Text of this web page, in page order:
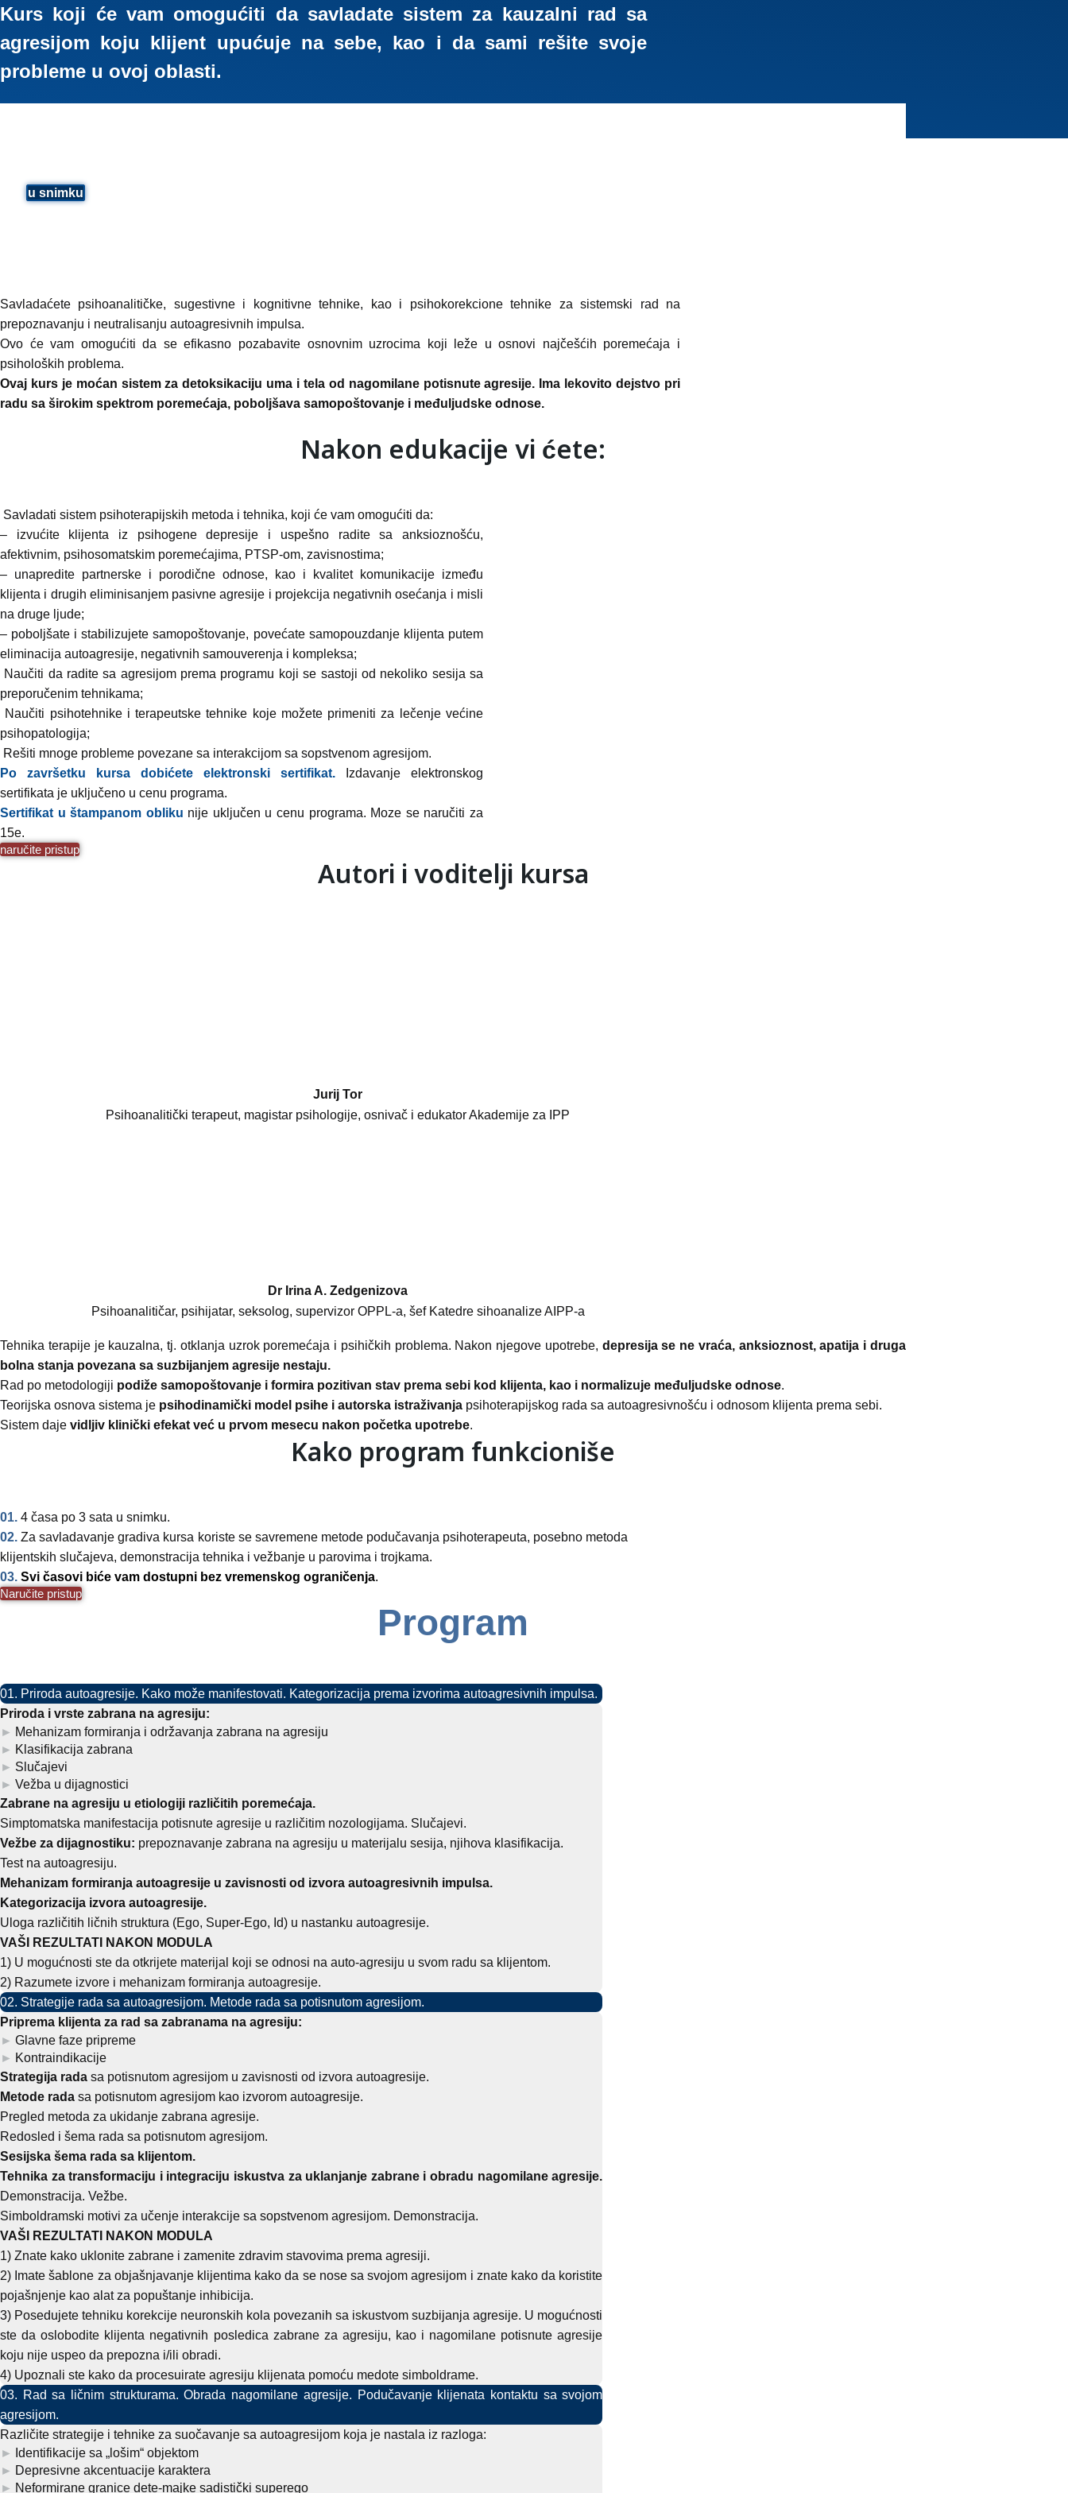
I (2022.)
Kurs koji će vam omogućiti da savladate sistem za kauzalni rad sa
agresijom koju klijent upućuje na sebe, kao i da sami rešite svoje
probleme u ovoj oblasti.
u snimku
Savladaćete psihoanalitičke, sugestivne i kognitivne tehnike, kao i psihokorekcione tehnike za sistemski rad na
prepoznavanju i neutralisanju autoagresivnih impulsa.
Ovo će vam omogućiti da se efikasno pozabavite osnovnim uzrocima koji leže u osnovi najčešćih poremećaja i
psiholoških problema.
Ovaj kurs je moćan sistem za detoksikaciju uma i tela od nagomilane potisnute agresije. Ima lekovito dejstvo pri
radu sa širokim spektrom poremećaja, poboljšava samopoštovanje i međuljudske odnose.
Nakon edukacije vi ćete:
Savladati sistem psihoterapijskih metoda i tehnika, koji će vam omogućiti da:
– izvućite klijenta iz psihogene depresije i uspešno radite sa anksioznošću,
afektivnim, psihosomatskim poremećajima, PTSP-om, zavisnostima;
– unapredite partnerske i porodične odnose, kao i kvalitet komunikacije između
klijenta i drugih eliminisanjem pasivne agresije i projekcija negativnih osećanja i misli
na druge ljude;
– poboljšate i stabilizujete samopoštovanje, povećate samopouzdanje klijenta putem
eliminacija autoagresije, negativnih samouverenja i kompleksa;
Naučiti da radite sa agresijom prema programu koji se sastoji od nekoliko sesija sa
preporučenim tehnikama;
Naučiti psihotehnike i terapeutske tehnike koje možete primeniti za lečenje većine
psihopatologija;
Rešiti mnoge probleme povezane sa interakcijom sa sopstvenom agresijom.
Po završetku kursa dobićete elektronski sertifikat. Izdavanje elektronskog
sertifikata je uključeno u cenu programa.
Sertifikat u štampanom obliku nije uključen u cenu programa. Moze se naručiti za
15e.
naručite pristup
Autori i voditelji kursa
Jurij Tor
Psihoanalitički terapeut, magistar psihologije, osnivač i edukator Akademije za IPP
Dr Irina A. Zedgenizova
Psihoanalitičar, psihijatar, seksolog, supervizor OPPL-a, šef Katedre sihoanalize AIPP-a
Tehnika terapije je kauzalna, tj. otklanja uzrok poremećaja i psihičkih problema. Nakon njegove upotrebe, depresija se ne vraća, anksioznost, apatija i druga
bolna stanja povezana sa suzbijanjem agresije nestaju.
Rad po metodologiji podiže samopoštovanje i formira pozitivan stav prema sebi kod klijenta, kao i normalizuje međuljudske odnose.
Teorijska osnova sistema je psihodinamički model psihe i autorska istraživanja psihoterapijskog rada sa autoagresivnošću i odnosom klijenta prema sebi.
Sistem daje vidljiv klinički efekat već u prvom mesecu nakon početka upotrebe.
Kako program funkcioniše
01. 4 časa po 3 sata u snimku.
02. Za savladavanje gradiva kursa koriste se savremene metode podučavanja psihoterapeuta, posebno metoda
klijentskih slučajeva, demonstracija tehnika i vežbanje u parovima i trojkama.
03. Svi časovi biće vam dostupni bez vremenskog ograničenja.
Naručite pristup
Program
01. Priroda autoagresije. Kako može manifestovati. Kategorizacija prema izvorima autoagresivnih impulsa.
Priroda i vrste zabrana na agresiju:
Mehanizam formiranja i održavanja zabrana na agresiju
Klasifikacija zabrana
Slučajevi
Vežba u dijagnostici
Zabrane na agresiju u etiologiji različitih poremećaja.
Simptomatska manifestacija potisnute agresije u različitim nozologijama. Slučajevi.
Vežbe za dijagnostiku: prepoznavanje zabrana na agresiju u materijalu sesija, njihova klasifikacija.
Test na autoagresiju.
Mehanizam formiranja autoagresije u zavisnosti od izvora autoagresivnih impulsa.
Kategorizacija izvora autoagresije.
Uloga različitih ličnih struktura (Ego, Super-Ego, Id) u nastanku autoagresije.
VAŠI REZULTATI NAKON MODULA
1) U mogućnosti ste da otkrijete materijal koji se odnosi na auto-agresiju u svom radu sa klijentom.
2) Razumete izvore i mehanizam formiranja autoagresije.
02. Strategije rada sa autoagresijom. Metode rada sa potisnutom agresijom.
Priprema klijenta za rad sa zabranama na agresiju:
Glavne faze pripreme
Kontraindikacije
Strategija rada sa potisnutom agresijom u zavisnosti od izvora autoagresije.
Metode rada sa potisnutom agresijom kao izvorom autoagresije.
Pregled metoda za ukidanje zabrana agresije.
Redosled i šema rada sa potisnutom agresijom.
Sesijska šema rada sa klijentom.
Tehnika za transformaciju i integraciju iskustva za uklanjanje zabrane i obradu nagomilane agresije.
Demonstracija. Vežbe.
Simboldramski motivi za učenje interakcije sa sopstvenom agresijom. Demonstracija.
VAŠI REZULTATI NAKON MODULA
1) Znate kako uklonite zabrane i zamenite zdravim stavovima prema agresiji.
2) Imate šablone za objašnjavanje klijentima kako da se nose sa svojom agresijom i znate kako da koristite
pojašnjenje kao alat za popuštanje inhibicija.
3) Posedujete tehniku korekcije neuronskih kola povezanih sa iskustvom suzbijanja agresije. U mogućnosti
ste da oslobodite klijenta negativnih posledica zabrane za agresiju, kao i nagomilane potisnute agresije
koju nije uspeo da prepozna i/ili obradi.
4) Upoznali ste kako da procesuirate agresiju klijenata pomoću medote simboldrame.
03. Rad sa ličnim strukturama. Obrada nagomilane agresije. Podučavanje klijenata kontaktu sa svojom
agresijom.
Različite strategije i tehnike za suočavanje sa autoagresijom koja je nastala iz razloga:
Identifikacije sa „lošim“ objektom
Depresivne akcentuacije karaktera
Neformirane granice dete-majke sadistički superego